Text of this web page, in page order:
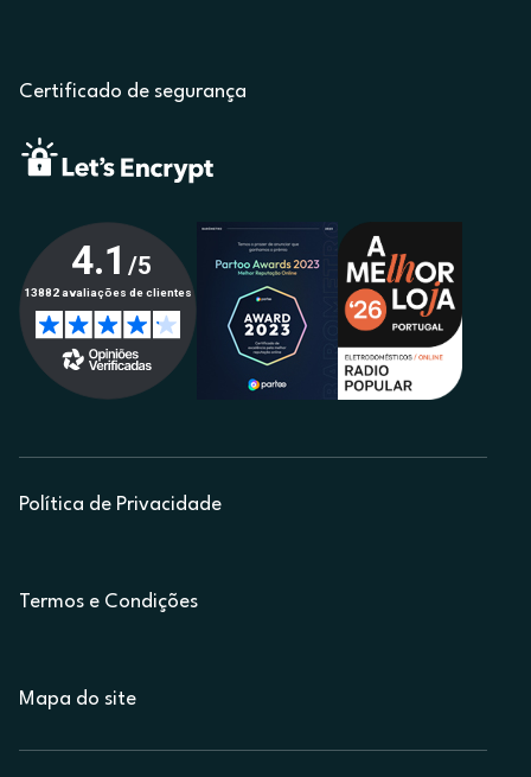
Certificado de segurança
Política de Privacidade
Termos e Condições
Mapa do site